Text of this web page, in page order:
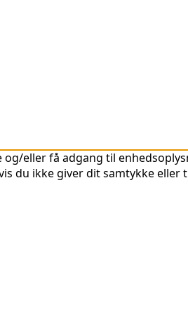
eller få adgang til
du ikke giver dit samtykke